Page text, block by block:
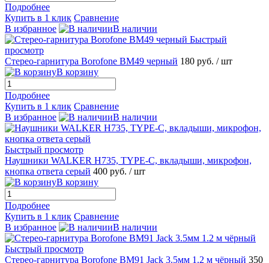
Подробнее
Купить в 1 клик Сравнение
В избранное
В наличии
Быстрый
просмотр
Стерео-гарнитура Borofone BM49 черный 180 руб. / шт
В корзину
Подробнее
Купить в 1 клик Сравнение
В избранное
В наличии
Быстрый просмотр
Наушники WALKER H735, TYPE-C, вкладыши, микрофон,
кнопка ответа серый 400 руб. / шт
В корзину
Подробнее
Купить в 1 клик Сравнение
В избранное
В наличии
Быстрый просмотр
Стерео-гарнитура Borofone BM91 Jack 3.5мм 1.2 м чёрный 350